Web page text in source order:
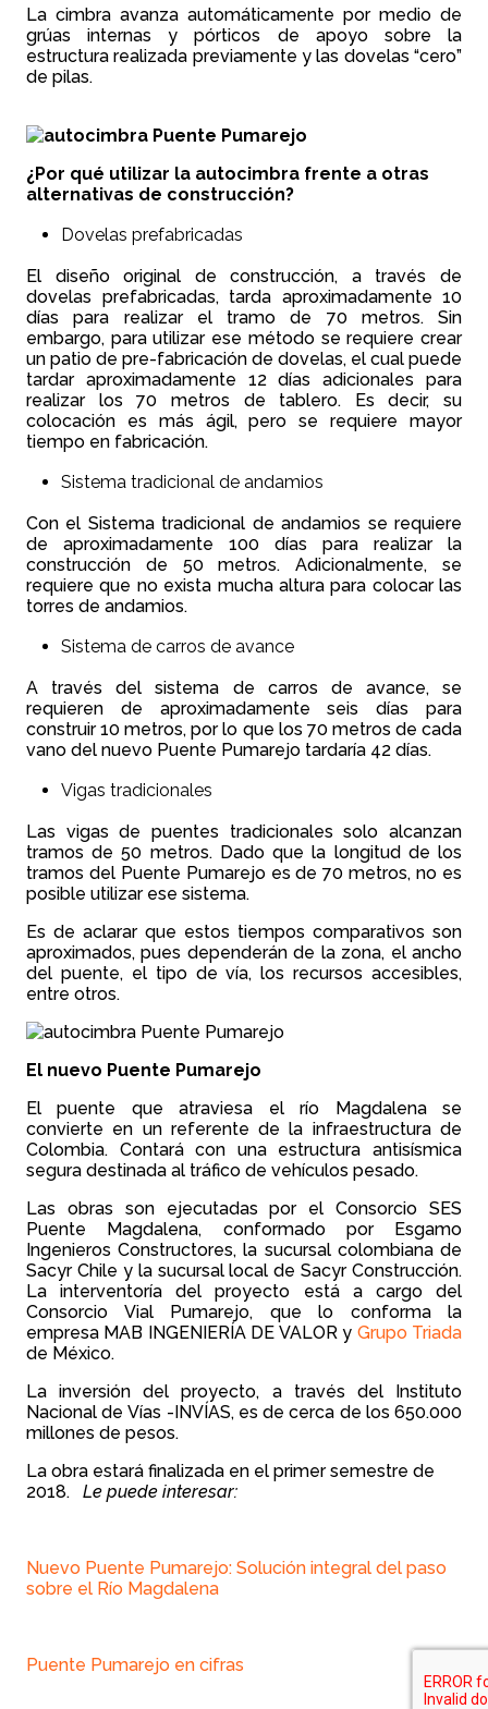
La cimbra avanza automáticamente por medio de
grúas internas y pórticos de apoyo sobre la
estructura realizada previamente y las dovelas “cero”
de pilas.
¿Por qué utilizar la autocimbra frente a otras
alternativas de construcción?
Dovelas prefabricadas
El diseño original de construcción, a través de
dovelas prefabricadas, tarda aproximadamente 10
días para realizar el tramo de 70 metros. Sin
embargo, para utilizar ese método se requiere crear
un patio de pre-fabricación de dovelas, el cual puede
tardar aproximadamente 12 días adicionales para
realizar los 70 metros de tablero. Es decir, su
colocación es más ágil, pero se requiere mayor
tiempo en fabricación.
Sistema tradicional de andamios
Con el Sistema tradicional de andamios se requiere
de aproximadamente 100 días para realizar la
construcción de 50 metros. Adicionalmente, se
requiere que no exista mucha altura para colocar las
torres de andamios.
Sistema de carros de avance
A través del sistema de carros de avance, se
requieren de aproximadamente seis días para
construir 10 metros, por lo que los 70 metros de cada
vano del nuevo Puente Pumarejo tardaría 42 días.
Vigas tradicionales
Las vigas de puentes tradicionales solo alcanzan
tramos de 50 metros. Dado que la longitud de los
tramos del Puente Pumarejo es de 70 metros, no es
posible utilizar ese sistema.
Es de aclarar que estos tiempos comparativos son
aproximados, pues dependerán de la zona, el ancho
del puente, el tipo de vía, los recursos accesibles,
entre otros.
El nuevo Puente Pumarejo
El puente que atraviesa el río Magdalena se
convierte en un referente de la infraestructura de
Colombia. Contará con una estructura antisísmica
segura destinada al tráfico de vehículos pesado.
Las obras son ejecutadas por el Consorcio SES
Puente Magdalena, conformado por Esgamo
Ingenieros Constructores, la sucursal colombiana de
Sacyr Chile y la sucursal local de Sacyr Construcción.
La interventoría del proyecto está a cargo del
Consorcio Vial Pumarejo, que lo conforma la
empresa MAB INGENIERÍA DE VALOR y Grupo Triada
de México.
La inversión del proyecto, a través del Instituto
Nacional de Vías -INVÍAS, es de cerca de los 650.000
millones de pesos.
La obra estará finalizada en el primer semestre de
2018. Le puede interesar:
Nuevo Puente Pumarejo: Solución integral del paso
sobre el Río Magdalena
Puente Pumarejo en cifras